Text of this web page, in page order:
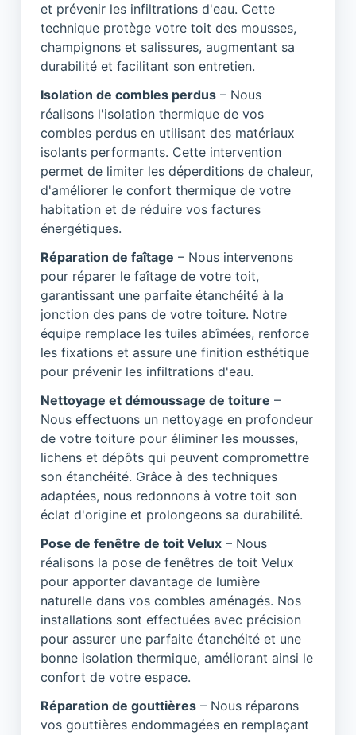
et prévenir les infiltrations d'eau. Cette
technique protège votre toit des mousses,
champignons et salissures, augmentant sa
durabilité et facilitant son entretien.
Isolation de combles perdus – Nous
réalisons l'isolation thermique de vos
combles perdus en utilisant des matériaux
isolants performants. Cette intervention
permet de limiter les déperditions de chaleur,
d'améliorer le confort thermique de votre
habitation et de réduire vos factures
énergétiques.
Réparation de faîtage – Nous intervenons
pour réparer le faîtage de votre toit,
garantissant une parfaite étanchéité à la
jonction des pans de votre toiture. Notre
équipe remplace les tuiles abîmées, renforce
les fixations et assure une finition esthétique
pour prévenir les infiltrations d'eau.
Nettoyage et démoussage de toiture –
Nous effectuons un nettoyage en profondeur
de votre toiture pour éliminer les mousses,
lichens et dépôts qui peuvent compromettre
son étanchéité. Grâce à des techniques
adaptées, nous redonnons à votre toit son
éclat d'origine et prolongeons sa durabilité.
Pose de fenêtre de toit Velux – Nous
réalisons la pose de fenêtres de toit Velux
pour apporter davantage de lumière
naturelle dans vos combles aménagés. Nos
installations sont effectuées avec précision
pour assurer une parfaite étanchéité et une
bonne isolation thermique, améliorant ainsi le
confort de votre espace.
Réparation de gouttières – Nous réparons
vos gouttières endommagées en remplaçant